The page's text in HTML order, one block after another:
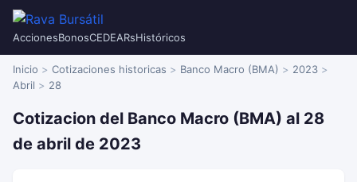
AccionesBonosCEDEARsHistóricos
Inicio Cotizaciones historicas Banco Macro (BMA)
2023
Abril
28
Cotizacion del Banco Macro (BMA) al 28
de abril de 2023